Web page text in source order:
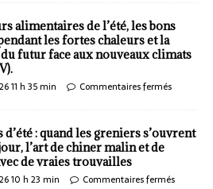
alimentaires de l’été, les bons
les fortes chaleurs et la
futur face aux nouveaux climats
11 h 35 min Commentaires fermés
d’été : quand les greniers s’ouvrent
l’art de chiner malin et de
de vraies trouvailles
10 h 23 min Commentaires fermés